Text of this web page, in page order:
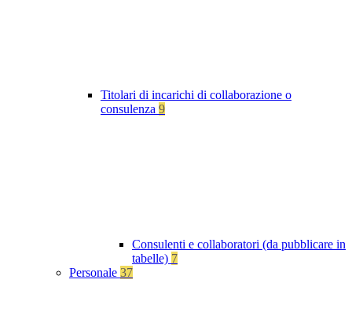
Titolari di incarichi di collaborazione o
consulenza 9
Consulenti e collaboratori (da pubblicare in
tabelle) 7
Personale 37